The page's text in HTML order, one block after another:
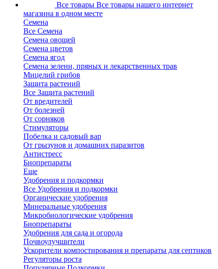
Все товары Все товары нашего интернет
магазина в одном месте
Семена
Все Семена
Семена овощей
Семена цветов
Семена ягод
Семена зелени, пряных и лекарственных трав
Мицелий грибов
Защита растений
Все Защита растений
От вредителей
От болезней
От сорняков
Стимуляторы
Побелка и садовый вар
От грызунов и домашних паразитов
Антистресс
Биопрепараты
Еще
Удобрения и подкормки
Все Удобрения и подкормки
Органические удобрения
Минеральные удобрения
Микробиологические удобрения
Биопрепараты
Удобрения для сада и огорода
Почвоулучшители
Ускорители компостирования и препараты для септиков
Регуляторы роста